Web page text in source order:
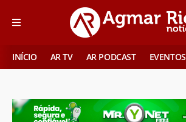
INÍCIO AR TV AR PODCAST EVENTOS